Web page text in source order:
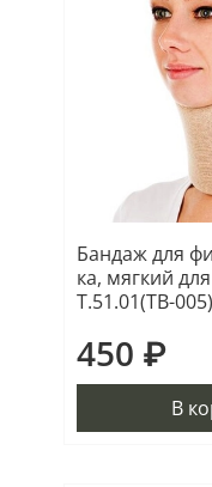
Бандаж для
ка, мягкий
Т.51.01(ТВ-005)
450 ₽
В